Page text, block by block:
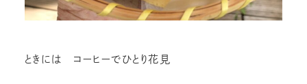
ときには コーヒーでひとり花見